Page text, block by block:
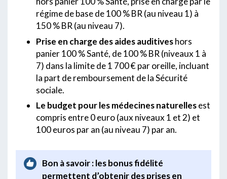
régime de base de 100 % BR (au niveau 1) à
150 % BR (au niveau 7).
Prise en charge des aides auditiveshors
panier 100 % Santé, de 100 % BR (niveaux 1 à
7) dans la limite de 1 700 € par oreille, incluant
la part de remboursement de la Sécurité
sociale.
Le budget pour les médecines naturellesest
compris entre 0 euro (aux niveaux 1 et 2) et
100 euros par an (au niveau 7) par an.
Bon à savoir : les bonus fidélité
permettent d’obtenir des prises en